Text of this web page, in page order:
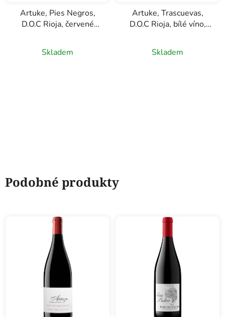
Artuke, Pies Negros,
D.O.C Rioja, červené
Skladem
Artuke, Trascuevas,
D.O.C Rioja, bílé víno,
Skladem
Podobné produkty